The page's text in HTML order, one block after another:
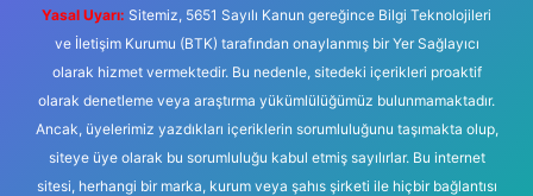
Yasal Uyarı: Sitemiz, 5651 Sayılı Kanun gereğince Bilgi Teknolojileri
ve İletişim Kurumu (BTK) tarafından onaylanmış bir Yer Sağlayıcı
olarak hizmet vermektedir. Bu nedenle, sitedeki içerikleri proaktif
olarak denetleme veya araştırma yükümlülüğümüz bulunmamaktadır.
Ancak, üyelerimiz yazdıkları içeriklerin sorumluluğunu taşımakta olup,
siteye üye olarak bu sorumluluğu kabul etmiş sayılırlar. Bu internet
sitesi, herhangi bir marka, kurum veya şahıs şirketi ile hiçbir bağlantısı